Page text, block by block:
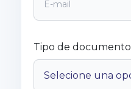
Tipo de documento